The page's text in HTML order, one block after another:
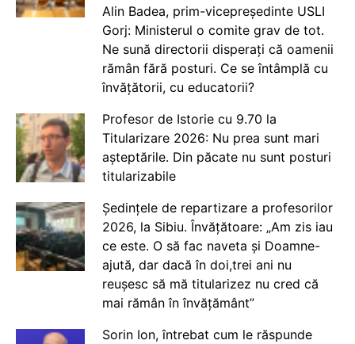
Alin Badea, prim-vicepreședinte USLI
Gorj: Ministerul o comite grav de tot.
Ne sună directorii disperați că oamenii
rămân fără posturi. Ce se întâmplă cu
învățătorii, cu educatorii?
Profesor de Istorie cu 9.70 la
Titularizare 2026: Nu prea sunt mari
așteptările. Din păcate nu sunt posturi
titularizabile
Ședințele de repartizare a profesorilor
2026, la Sibiu. Învățătoare: „Am zis iau
ce este. O să fac naveta și Doamne-
ajută, dar dacă în doi,trei ani nu
reușesc să mă titularizez nu cred că
mai rămân în învățământ”
Sorin Ion, întrebat cum le răspunde